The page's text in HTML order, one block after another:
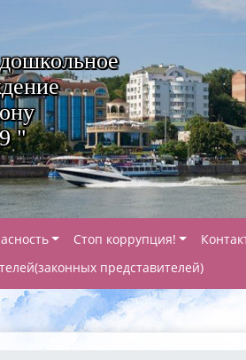
"
Стоп коррупция!
представителей)